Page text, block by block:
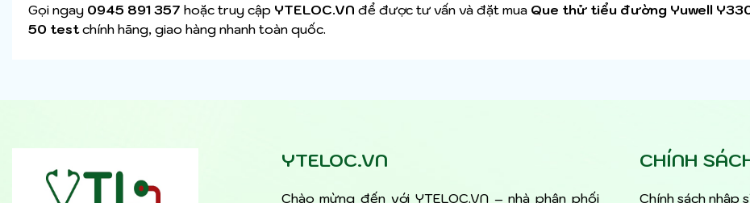
Gọi ngay 0945 891 357 hoặc truy cập YTELOC.VN để được tư vấn và đặt mua Que thử tiểu đường Yuwell
50 testchính hãng, giao hàng nhanh toàn quốc.
YTELOC.VN
Chào mừng đến với YTELOC.VN – nhà phân phối
CHÍNH
Chính sách nhập